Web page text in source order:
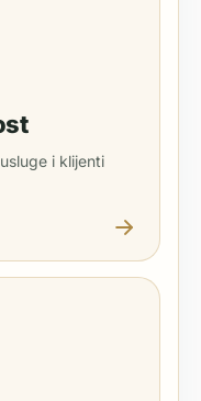
i klijenti